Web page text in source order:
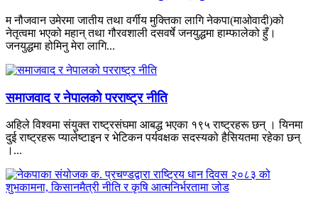
म नौजवान उमेरमा जातीय तथा वर्गीय मुक्तिका लागि नेकपा(माओवादी)को
नेतृत्वमा भएको महान् तथा गौरवशाली दसवर्षे जनयुद्धमा हाम्फालेको हुँ।
जनयुद्धमा होमिनु मेरा लागि...
समाजवाद र नेपालको परराष्ट्र नीति
अहिले विश्वमा संयुक्त राष्ट्रसंघमा आबद्ध भएका १९५ राष्ट्रहरू छन् । यिनमा
दुई राष्ट्रहरू प्यालेष्टाइन र भेटिकन पर्यवक्षक सदस्यको हैसियतमा रहेका छन्
।...